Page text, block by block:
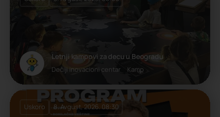
Letnji kampovi za decu u Beogradu
Dečiji inovacioni centar Kamp
Uskoro 8. Avgust, 2026. 08:30